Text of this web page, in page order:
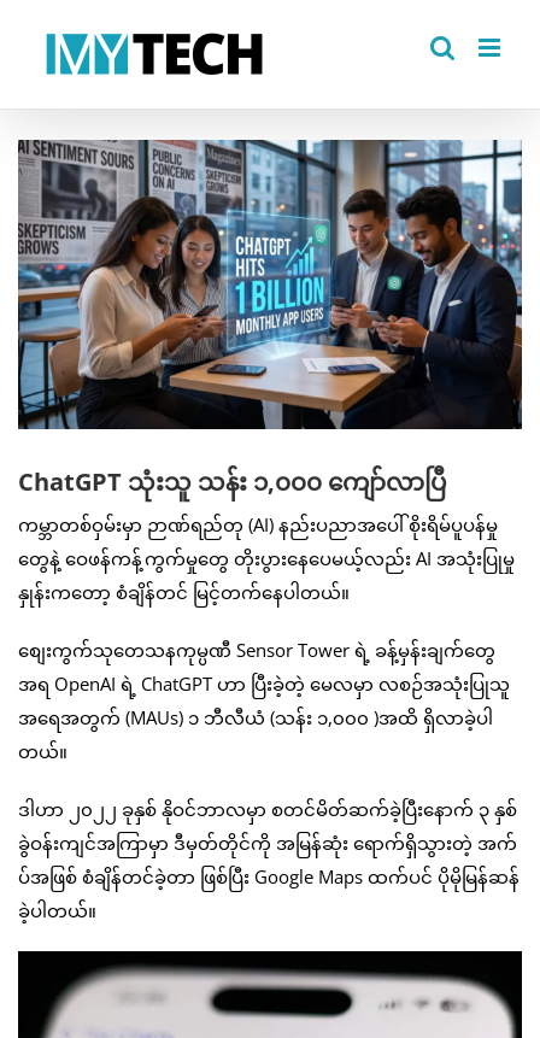
View
Larger
Image
ChatGPT သုံးသူ သန်း ၁,၀၀၀ ကျော်လာပြီ
ကမ္ဘာတစ်ဝှမ်းမှာ ဉာဏ်ရည်တု (AI) နည်းပညာအပေါ် စိုးရိမ်ပူပန်မှု
တွေနဲ့ ဝေဖန်ကန့်ကွက်မှုတွေ တိုးပွားနေပေမယ့်လည်း AI အသုံးပြုမှု
နှုန်းကတော့ စံချိန်တင် မြင့်တက်နေပါတယ်။
စျေးကွက်သုတေသနကုမ္ပဏီ Sensor Tower ရဲ့ ခန့်မှန်းချက်တွေ
အရ OpenAI ရဲ့ ChatGPT ဟာ ပြီးခဲ့တဲ့ မေလမှာ လစဉ်အသုံးပြုသူ
အရေအတွက် (MAUs) ၁ ဘီလီယံ (သန်း ၁,၀၀၀ )အထိ ရှိလာခဲ့ပါ
တယ်။
ဒါဟာ ၂၀၂၂ ခုနှစ် နိုဝင်ဘာလမှာ စတင်မိတ်ဆက်ခဲ့ပြီးနောက် ၃ နှစ်
ခွဲဝန်းကျင်အကြာမှာ ဒီမှတ်တိုင်ကို အမြန်ဆုံး ရောက်ရှိသွားတဲ့ အက်
ပ်အဖြစ် စံချိန်တင်ခဲ့တာ ဖြစ်ပြီး Google Maps ထက်ပင် ပိုမိုမြန်ဆန်
ခဲ့ပါတယ်။